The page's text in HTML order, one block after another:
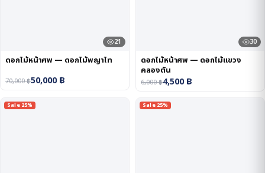
21
ดอกไม้หน้าศพ — ดอกไม้พญาไท
70,000฿50,000฿
30
ดอกไม้หน้าศพ — ดอกไม้แขวง
คลองตัน
6,000฿4,500฿
Sale 25% Sale 25%